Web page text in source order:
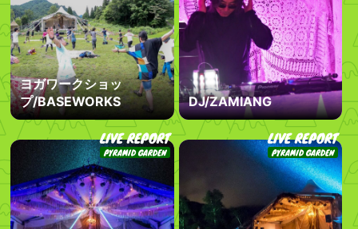
ヨガワークショッ
プ/BASEWORKS
DJ/ZAMIANG
LIVE REPORT
PYRAMID GARDEN
LIVE REPORT
PYRAMID GARDEN